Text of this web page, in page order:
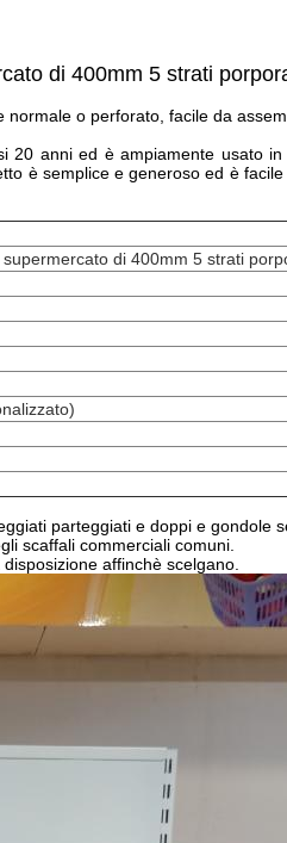
di 400mm 5 strati
o perforato, facile da
20 anni ed è ampiamente usato
è semplice e generoso ed è
di 400mm 5 strati
parteggiati e doppi e gondole
scaffali commerciali comuni.
affinchè scelgano.